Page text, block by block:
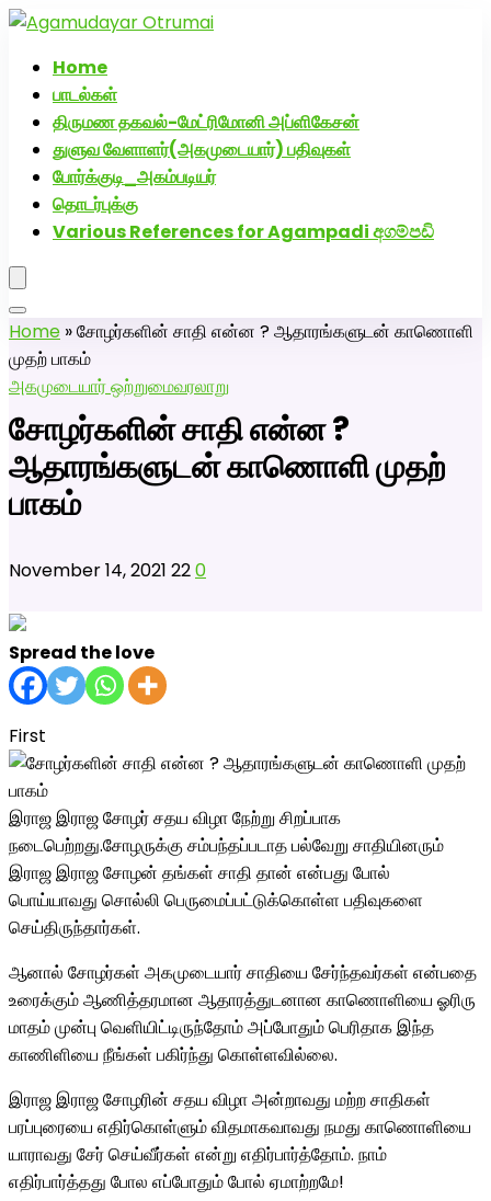
Home
பாடல்கள்
திருமண தகவல்-மேட்ரிமோனி அப்ளிகேசன்
துளுவ வேளாளர்(அகமுடையார்) பதிவுகள்
போர்க்குடி_அகம்படியர்
தொடர்புக்கு
Various References for Agampadi අගම්පඩි
Home »சோழர்களின் சாதி என்ன ? ஆதாரங்களுடன் காணொளி
முதற் பாகம்
அகமுடையார் ஒற்றுமைவரலாறு
சோழர்களின் சாதி என்ன ?
ஆதாரங்களுடன் காணொளி முதற்
பாகம்
November 14, 2021 220
Spread the love
First
இராஜ இராஜ சோழர் சதய விழா நேற்று சிறப்பாக
நடைபெற்றது.சோழருக்கு சம்பந்தப்படாத பல்வேறு சாதியினரும்
இராஜ இராஜ சோழன் தங்கள் சாதி தான் என்பது போல்
பொய்யாவது சொல்லி பெருமைப்பட்டுக்கொள்ள பதிவுகளை
செய்திருந்தார்கள்.
ஆனால் சோழர்கள் அகமுடையார் சாதியை சேர்ந்தவர்கள் என்பதை
உரைக்கும் ஆணித்தரமான ஆதாரத்துடனான காணொளியை ஓரிரு
மாதம் முன்பு வெளியிட்டிருந்தோம் அப்போதும் பெரிதாக இந்த
காணிளியை நீங்கள் பகிர்ந்து கொள்ளவில்லை.
இராஜ இராஜ சோழரின் சதய விழா அன்றாவது மற்ற சாதிகள்
பரப்புரையை எதிர்கொள்ளும் விதமாகவாவது நமது காணொளியை
யாராவது சேர் செய்வீர்கள் என்று எதிர்பார்த்தோம். நாம்
எதிர்பார்த்தது போல எப்போதும் போல் ஏமாற்றமே!
அகமுடையார் திருமண வரன்களுக்கு அகமுடையார்மேட்ரி-பெண்